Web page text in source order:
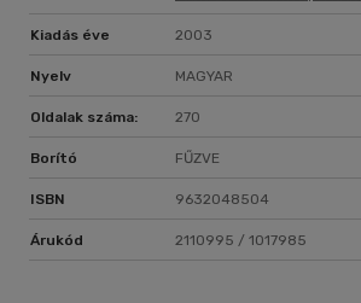
Kiadás éve 2003
Nyelv MAGYAR
Oldalak száma: 270
Borító FŰZVE
ISBN 9632048504
Árukód 2110995 / 1017985